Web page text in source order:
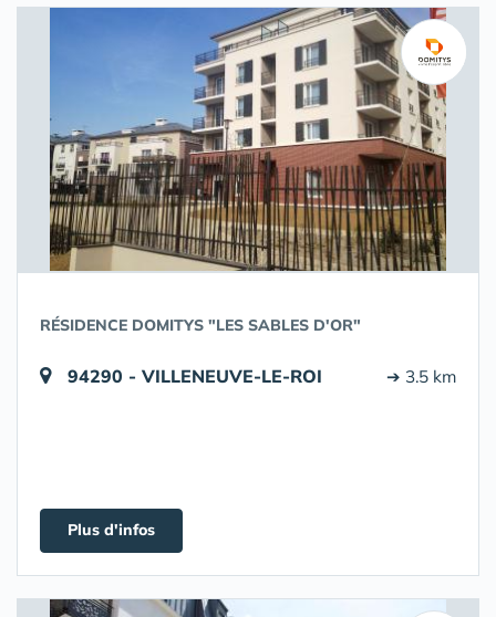
RÉSIDENCE DOMITYS "LES SABLES D'OR"
94290 - VILLENEUVE-LE-ROI ➔ 3.5 km
Plus d'infos